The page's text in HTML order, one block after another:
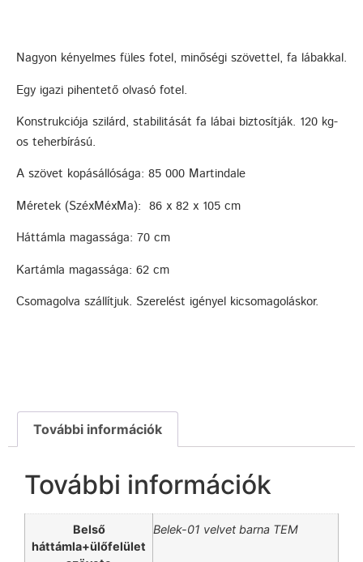
Nagyon kényelmes füles fotel, minőségi szövettel, fa lábakkal.
Egy igazi pihentető olvasó fotel.
Konstrukciója szilárd, stabilitását fa lábai biztosítják. 120 kg-
os teherbírású.
A szövet kopásállósága: 85 000 Martindale
Méretek (SzéxMéxMa): 86 x 82 x 105 cm
Háttámla magassága: 70 cm
Kartámla magassága: 62 cm
Csomagolva szállítjuk. Szerelést igényel kicsomagoláskor.
További információk
További információk
Belső
háttámla+ülőfelület
Belek-01 velvet barna TEM